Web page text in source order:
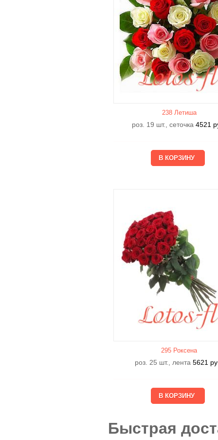
238 Летишa
роз. 19 шт., сеточка4521
295 Роксена
роз. 25 шт., лента5621
Быстрая